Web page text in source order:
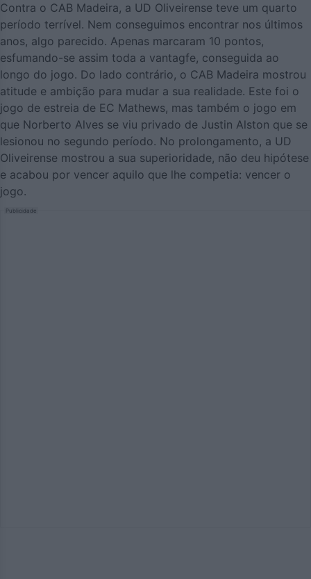
Contra o CAB Madeira, a UD Oliveirense teve um quarto
período terrível. Nem conseguimos encontrar nos últimos
anos, algo parecido. Apenas marcaram 10 pontos,
esfumando-se assim toda a vantagfe, conseguida ao
longo do jogo. Do lado contrário, o CAB Madeira mostrou
atitude e ambição para mudar a sua realidade. Este foi o
jogo de estreia de EC Mathews, mas também o jogo em
que Norberto Alves se viu privado de Justin Alston que se
lesionou no segundo período. No prolongamento, a UD
Oliveirense mostrou a sua superioridade, não deu hipótese
e acabou por vencer aquilo que lhe competia: vencer o
jogo.
Publicidade